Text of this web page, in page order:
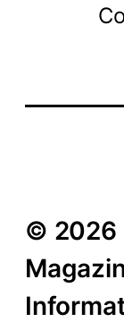
© 2026